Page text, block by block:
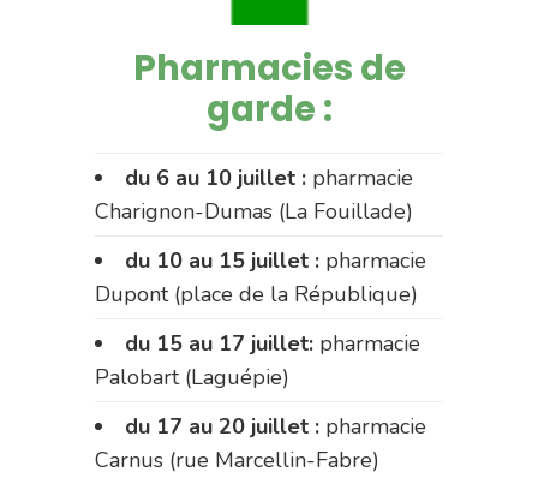
Pharmacies de
garde :
du 6 au 10 juillet : pharmacie
Charignon-Dumas (La Fouillade)
du 10 au 15 juillet : pharmacie
Dupont (place de la République)
du 15 au 17 juillet: pharmacie
Palobart (Laguépie)
du 17 au 20 juillet : pharmacie
Carnus (rue Marcellin-Fabre)